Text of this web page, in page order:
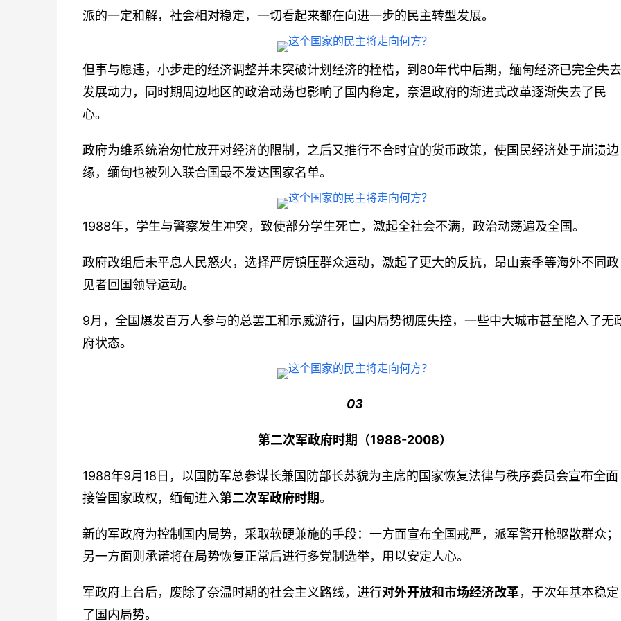
派的一定和解，社会相对稳定，一切看起来都在向进一步的民主转型发展。
但事与愿违，小步走的经济调整并未突破计划经济的桎梏，到80年代中后期，缅甸经济已完全失去
发展动力，同时期周边地区的政治动荡也影响了国内稳定，奈温政府的渐进式改革逐渐失去了民
心。
政府为维系统治匆忙放开对经济的限制，之后又推行不合时宜的货币政策，使国民经济处于崩溃边
缘，缅甸也被列入联合国最不发达国家名单。
1988年，学生与警察发生冲突，致使部分学生死亡，激起全社会不满，政治动荡遍及全国。
政府改组后未平息人民怒火，选择严厉镇压群众运动，激起了更大的反抗，昂山素季等海外不同政
见者回国领导运动。
9月，全国爆发百万人参与的总罢工和示威游行，国内局势彻底失控，一些中大城市甚至陷入了无
府状态。
03
第二次军政府时期（1988-2008）
1988年9月18日，以国防军总参谋长兼国防部长苏貌为主席的国家恢复法律与秩序委员会宣布全面
接管国家政权，缅甸进入第二次军政府时期。
新的军政府为控制国内局势，采取软硬兼施的手段：一方面宣布全国戒严，派军警开枪驱散群众；
另一方面则承诺将在局势恢复正常后进行多党制选举，用以安定人心。
军政府上台后，废除了奈温时期的社会主义路线，进行对外开放和市场经济改革，于次年基本稳定
了国内局势。